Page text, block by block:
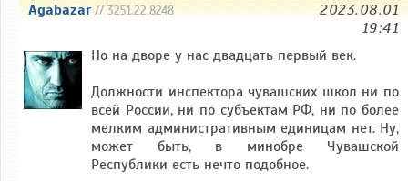
Agabazar// 3251.22.8248
2023.08.01
19:41
Но на дворе у нас двадцать первый век.
Должности инспектора чувашских школ ни по
всей России, ни по субъектам РФ, ни по более
мелким административным единицам нет. Ну,
может быть, в минобре Чувашской
Республики есть нечто подобное.